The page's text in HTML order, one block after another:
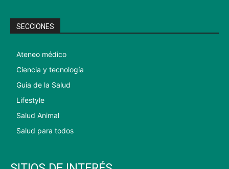
SECCIONES
Ateneo médico
Ciencia y tecnología
Guia de la Salud
Lifestyle
Salud Animal
Salud para todos